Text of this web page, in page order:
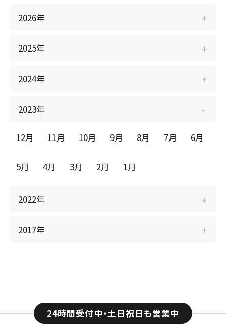
（全国版）
2026年
2025年
2024年
2023年
12月 11月 10月 9月 8月 7月 6月
5月 4月 3月 2月 1月
2022年
2017年
24時間受付中・土日祝日も営業中